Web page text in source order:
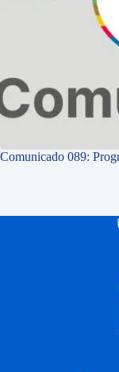
Comunicado 089: